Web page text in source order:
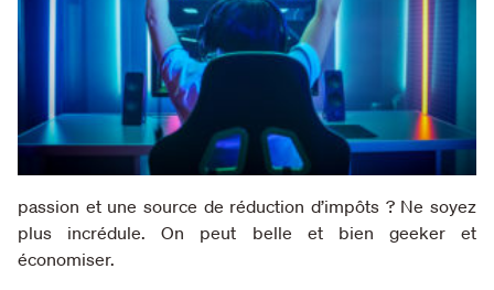
passion et une source de réduction d’impôts ? Ne soyez
plus incrédule. On peut belle et bien geeker et
économiser.